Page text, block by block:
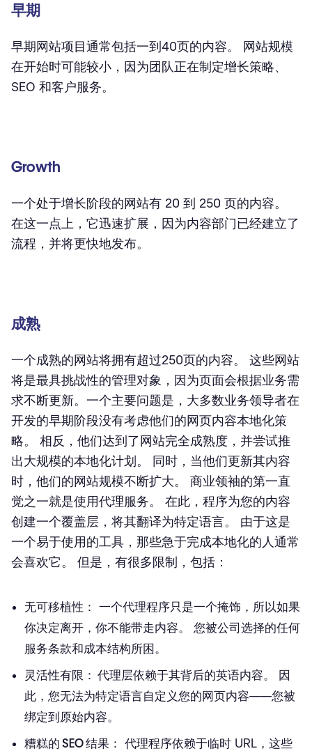
早期
早期网站项目通常包括一到40页的内容。 网站规模
在开始时可能较小，因为团队正在制定增长策略、
SEO 和客户服务。
Growth
一个处于增长阶段的网站有 20 到 250 页的内容。
在这一点上，它迅速扩展，因为内容部门已经建立了
流程，并将更快地发布。
成熟
一个成熟的网站将拥有超过250页的内容。 这些网站
将是最具挑战性的管理对象，因为页面会根据业务需
求不断更新。一个主要问题是，大多数业务领导者在
开发的早期阶段没有考虑他们的网页内容本地化策
略。 相反，他们达到了网站完全成熟度，并尝试推
出大规模的本地化计划。 同时，当他们更新其内容
时，他们的网站规模不断扩大。 商业领袖的第一直
觉之一就是使用代理服务。 在此，程序为您的内容
创建一个覆盖层，将其翻译为特定语言。 由于这是
一个易于使用的工具，那些急于完成本地化的人通常
会喜欢它。 但是，有很多限制，包括：
无可移植性： 一个代理程序只是一个掩饰，所以如果
你决定离开，你不能带走内容。 您被公司选择的任何
服务条款和成本结构所困。
灵活性有限：代理层依赖于其背后的英语内容。 因
此，您无法为特定语言自定义您的网页内容——您被
绑定到原始内容。
糟糕的 SEO 结果： 代理程序依赖于临时 URL，这些